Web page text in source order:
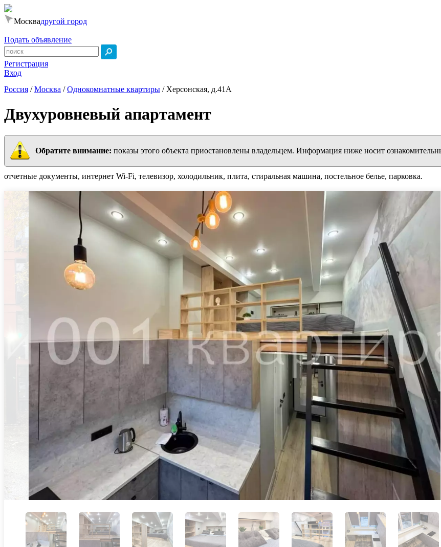
Москвадругой город
Подать объявление
Регистрация
Вход
Россия /Москва /Однокомнатные квартиры / Херсонская, д.41А
Двухуровневый апартамент
Обратите внимание: показы этого объекта приостановлены владельцем. Информация ниже носит
отчетные документы, интернет Wi-Fi, телевизор, холодильник, плита, стиральная машина, постельное белье, парковка.